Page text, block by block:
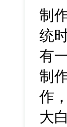
制
统
有
制
作
大